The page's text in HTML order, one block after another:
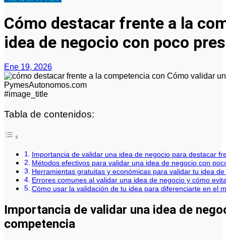
Cómo destacar frente a la
idea de negocio con poco
Ene 19, 2026
#image_title
Tabla de contenidos:
Importancia de validar una idea de negocio para destacar
Métodos efectivos para validar una idea de negocio con
Herramientas gratuitas y económicas para validar tu idea
Errores comunes al validar una idea de negocio y cómo
Cómo usar la validación de tu idea para diferenciarte en el
Importancia de validar una idea de
competencia